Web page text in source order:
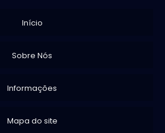
Início
Sobre Nós
Informações
Mapa do site